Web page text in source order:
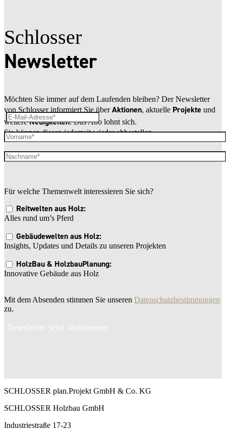
Schlosser
Newsletter
Möchten Sie immer auf dem Laufenden bleiben? Der Newsletter
von Schlosser informiert Sie überAktionen, aktuelle Projekte und
weitereNeuigkeiten. Das Abo lohnt sich.
Sie können diesen jederzeit wieder abbestellen.
Für welche Themenwelt interessieren Sie sich?
Reitwelten aus Holz:
Alles rund um’s Pferd
Gebäudewelten aus Holz:
Insights, Updates und Details zu unseren Projekten
HolzBau & HolzbauPlanung:
Innovative Gebäude aus Holz
Mit dem Absenden stimmen Sie unseren Datenschutzbestimmungen
zu.
Newsletter jetzt abonnieren
SCHLOSSER plan.Projekt GmbH & Co. KG
SCHLOSSER Holzbau GmbH
Industriestraße 17-23